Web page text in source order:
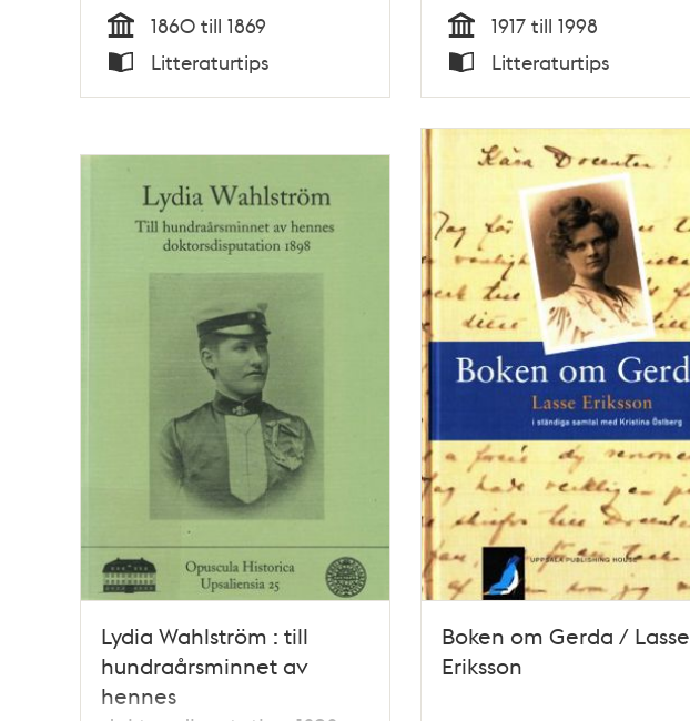
Tid
1860 till 1869
Typ
Litteraturtips Tid
1917 till 1998
Typ
Litteraturtips
Lydia Wahlström : till
hundraårsminnet av
hennes
Boken om Gerda / Lasse
Eriksson